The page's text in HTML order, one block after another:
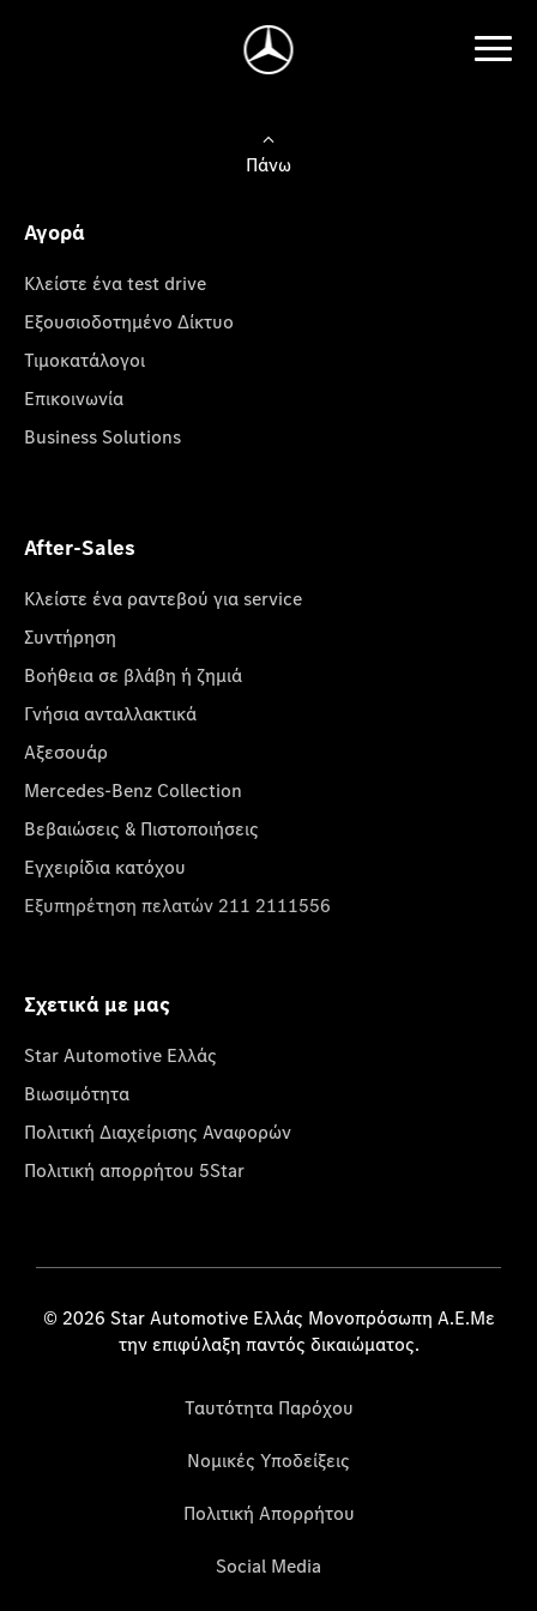
Πάνω
Αγορά
Κλείστε ένα test drive
Εξουσιοδοτημένο Δίκτυο
Τιμοκατάλογοι
Επικοινωνία
Business Solutions
After-Sales
Κλείστε ένα ραντεβού για service
Συντήρηση
Βοήθεια σε βλάβη ή ζημιά
Γνήσια ανταλλακτικά
Αξεσουάρ
Mercedes-Benz Collection
Βεβαιώσεις & Πιστοποιήσεις
Εγχειρίδια κατόχου
Εξυπηρέτηση πελατών 211 2111556
Σχετικά με μας
Star Automotive Ελλάς
Βιωσιμότητα
Πολιτική Διαχείρισης Αναφορών
Πολιτική απορρήτου 5Star
© 2026 Star Automotive Ελλάς Μονοπρόσωπη Α.Ε.Με
την επιφύλαξη παντός δικαιώματος.
Ταυτότητα Παρόχου
Νομικές Υποδείξεις
Πολιτική Απορρήτου
Social Media